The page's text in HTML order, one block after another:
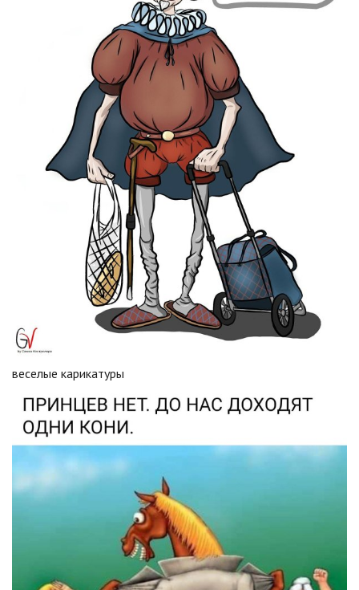
веселые карикатуры